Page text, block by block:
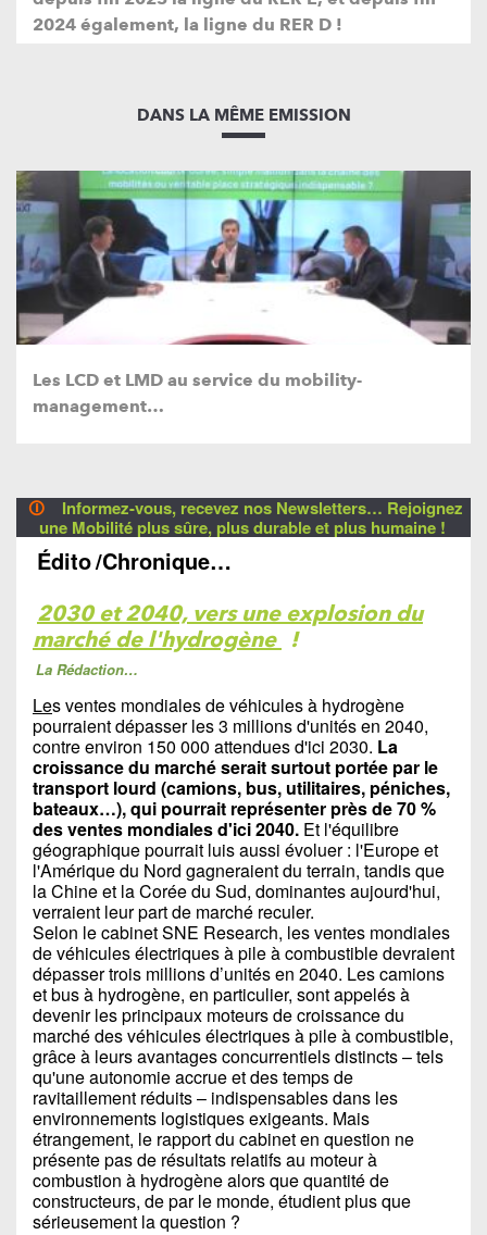
2024 également, la ligne du RER D !
DANS LA MÊME EMISSION
Les LCD et LMD au service du mobility-
management…
🛈
Informez-vous, recevez nos Newsletters… Rejoignez
une Mobilité plus sûre, plus durable et plus humaine !
Édito/Chronique…
2030 et 2040, vers une explosion du
marché de l'hydrogène !
La Rédaction…
Les ventes mondiales de véhicules à hydrogène
pourraient dépasser les 3 millions d'unités en 2040,
contre environ 150 000 attendues d'ici 2030. La
croissance du marché serait surtout portée par le
transport lourd (camions, bus, utilitaires, péniches,
bateaux…), qui pourrait représenter près de 70 %
des ventes mondiales d'ici 2040. Et l'équilibre
géographique pourrait luis aussi évoluer : l'Europe et
l'Amérique du Nord gagneraient du terrain, tandis que
la Chine et la Corée du Sud, dominantes aujourd'hui,
verraient leur part de marché reculer.
Selon le cabinet SNE Research, les ventes mondiales
de véhicules électriques à pile à combustible devraient
dépasser trois millions d’unités en 2040. Les camions
et bus à hydrogène, en particulier, sont appelés à
devenir les principaux moteurs de croissance du
marché des véhicules électriques à pile à combustible,
grâce à leurs avantages concurrentiels distincts – tels
qu'une autonomie accrue et des temps de
ravitaillement réduits – indispensables dans les
environnements logistiques exigeants. Mais
étrangement, le rapport du cabinet en question ne
présente pas de résultats relatifs au moteur à
combustion à hydrogène alors que quantité de
constructeurs, de par le monde, étudient plus que
sérieusement la question ?